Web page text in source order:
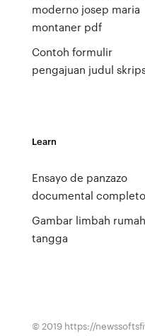
moderno josep maria
montaner pdf
Contoh formulir
pengajuan judul
Learn
Ensayo de panzazo
documental completo
Gambar limbah rumah
tangga
© 2019 https://